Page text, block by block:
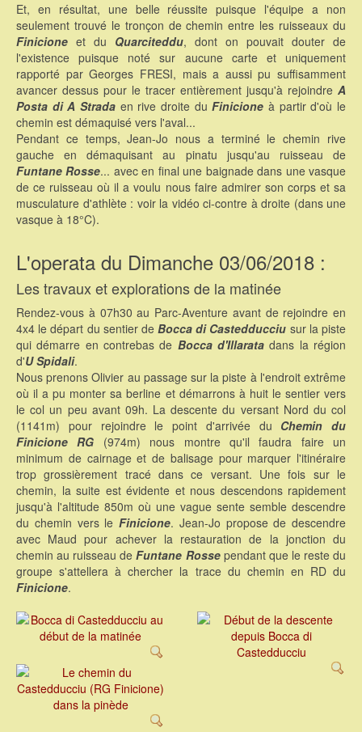
Et, en résultat, une belle réussite puisque l'équipe a non
seulement trouvé le tronçon de chemin entre les ruisseaux du
Finicione et du Quarciteddu, dont on pouvait douter de
l'existence puisque noté sur aucune carte et uniquement
rapporté par Georges FRESI, mais a aussi pu suffisamment
avancer dessus pour le tracer entièrement jusqu'à rejoindre A
Posta di A Strada en rive droite duFinicione à partir d'où le
chemin est démaquisé vers l'aval...
Pendant ce temps, Jean-Jo nous a terminé le chemin rive
gauche en démaquisant au pinatu jusqu'au ruisseau de
Funtane Rosse... avec en final une baignade dans une vasque
de ce ruisseau où il a voulu nous faire admirer son corps et sa
musculature d'athlète : voir la vidéo ci-contre à droite (dans une
vasque à 18°C).
L'operata du Dimanche 03/06/2018 :
Les travaux et explorations de la matinée
Rendez-vous à 07h30 au Parc-Aventure avant de rejoindre en
4x4 le départ du sentier deBocca di Castedducciu sur la piste
qui démarre en contrebas de Bocca d'Illarata dans la région
d'U Spidali.
Nous prenons Olivier au passage sur la piste à l'endroit extrême
où il a pu monter sa berline et démarrons à huit le sentier vers
le col un peu avant 09h. La descente du versant Nord du col
(1141m) pour rejoindre le point d'arrivée du Chemin du
Finicione RG (974m) nous montre qu'il faudra faire un
minimum de cairnage et de balisage pour marquer l'itinéraire
trop grossièrement tracé dans ce versant. Une fois sur le
chemin, la suite est évidente et nous descendons rapidement
jusqu'à l'altitude 850m où une vague sente semble descendre
du chemin vers le Finicione. Jean-Jo propose de descendre
avec Maud pour achever la restauration de la jonction du
chemin au ruisseau deFuntane Rossependant que le reste du
groupe s'attellera à chercher la trace du chemin en RD du
Finicione.